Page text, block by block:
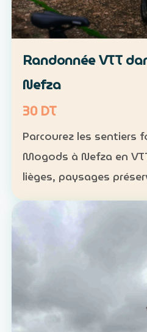
Randonnée VTT
Nefza
30 DT
Parcourez les sentiers
Mogods à Nefza en
lièges, paysages
local. VTT : 1 h à 1 h 30, niveau
intermédiaire — 30 DT
Déjeuner maison : 35